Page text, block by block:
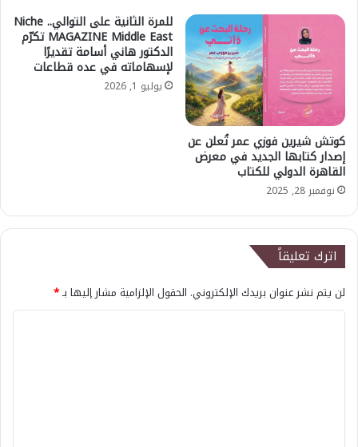
كوتش شيرين فوزي عمر تُعلن عن
إصدار كتابها الجديد في معرض
القاهرة الدولي للكتاب
نوفمبر 28, 2025
للمرة الثانية على التوالي.. Niche
MAGAZINE Middle East تكرّم
الدكتور هاني أسامة تقديرًا
لإسهاماته في عده قطاعات
يوليو 1, 2026
اترك تعليقاً
لن يتم نشر عنوان بريدك الإلكتروني. الحقول الإلزامية مشار إليها بـ*